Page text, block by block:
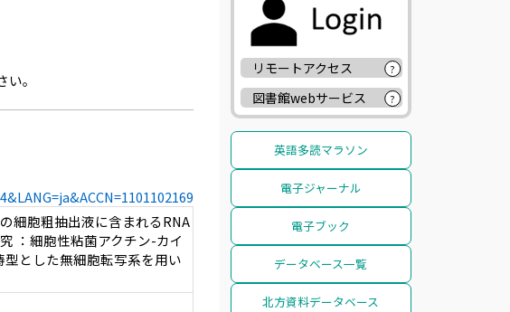
。
細胞粗抽出液に含まれるRNA
：細胞性粘菌アクチン-カイ
とした無細胞転写系を用い
リモートアクセス ?
図書館webサービス ?
英語多読マラソン
電子ジャーナル
電子ブック
データベース一覧
北方資料データベース